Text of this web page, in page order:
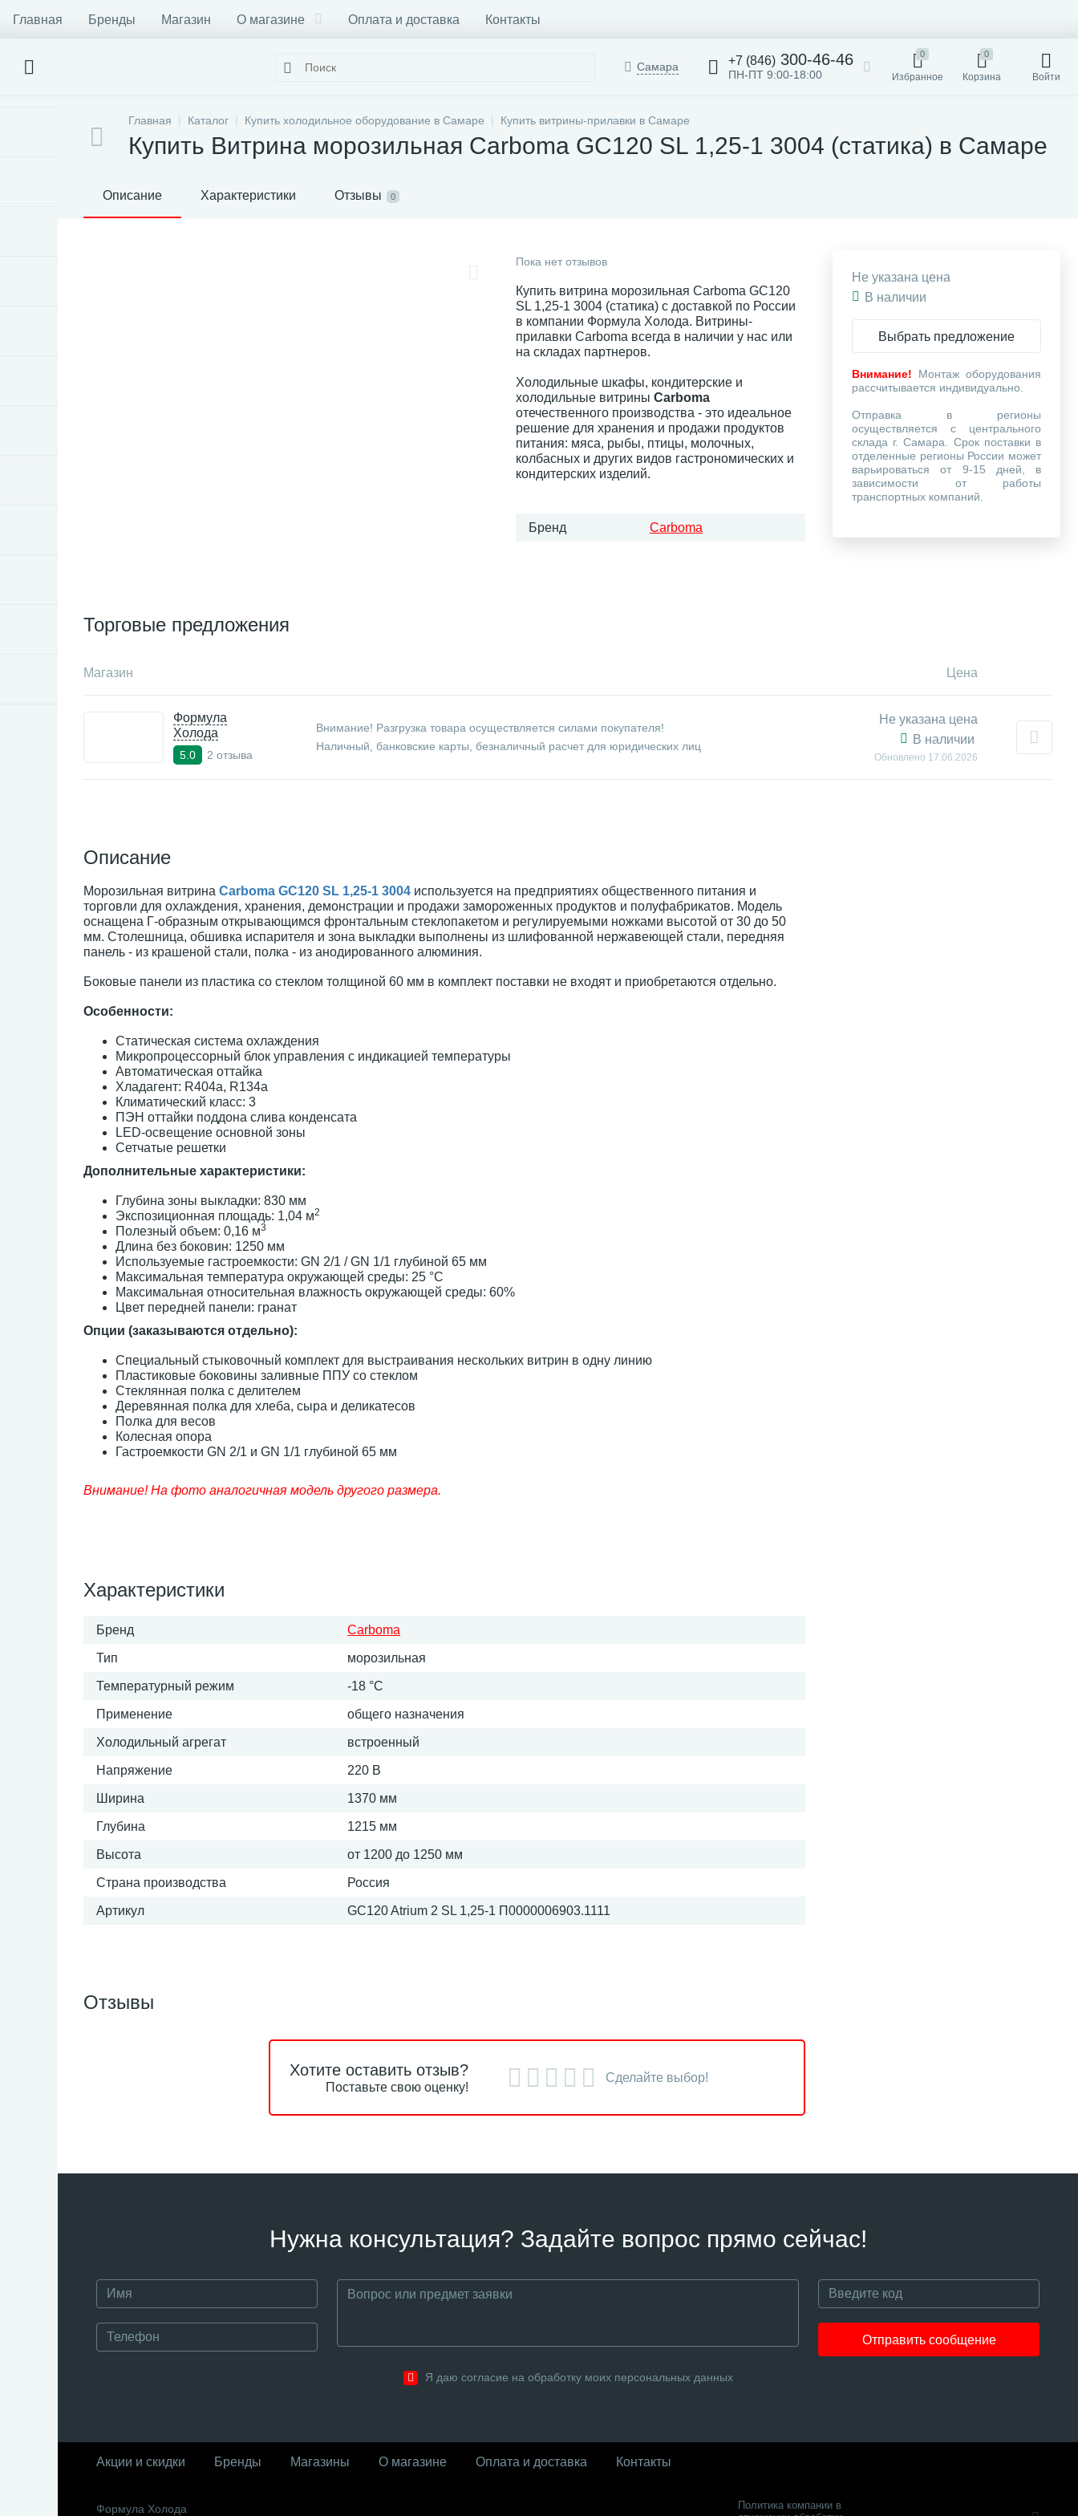
Главная Бренды Магазин О магазине Оплата и доставка Контакты
Самара +7 (846) 300-46-46
ПН-ПТ 9:00-18:00
0
Избранное
0
Корзина Войти
Главная Каталог Купить холодильное оборудование в Самаре Купить витрины-прилавки в Самаре
Купить Витрина морозильная Carboma GC120 SL 1,25-1 3004 (статика) в Самаре
Описание Характеристики Отзывы 0
Пока нет отзывов
Купить витрина морозильная Carboma GC120
SL 1,25-1 3004 (статика) с доставкой по России
в компании Формула Холода. Витрины-
прилавки Carboma всегда в наличии у нас или
на складах партнеров.
Холодильные шкафы, кондитерские и
холодильные витрины Carboma
отечественного производства - это идеальное
решение для хранения и продажи продуктов
питания: мяса, рыбы, птицы, молочных,
колбасных и других видов гастрономических и
кондитерских изделий.
Бренд Carboma
Торговые предложения
Магазин Цена
Формула
Холода
5.0 2 отзыва
Внимание! Разгрузка товара осуществляется силами покупателя!
Наличный, банковские карты, безналичный расчет для юридических лиц
Не указана цена
В наличии
Обновлено 17.06.2026
Описание
Морозильная витрина Carboma GC120 SL 1,25-1 3004 используется на предприятиях общественного питания и
торговли для охлаждения, хранения, демонстрации и продажи замороженных продуктов и полуфабрикатов. Модель
оснащена Г-образным открывающимся фронтальным стеклопакетом и регулируемыми ножками высотой от 30 до 50
мм. Столешница, обшивка испарителя и зона выкладки выполнены из шлифованной нержавеющей стали, передняя
панель - из крашеной стали, полка - из анодированного алюминия.
Боковые панели из пластика со стеклом толщиной 60 мм в комплект поставки не входят и приобретаются отдельно.
Особенности:
Статическая система охлаждения
Микропроцессорный блок управления с индикацией температуры
Автоматическая оттайка
Хладагент: R404a, R134a
Климатический класс: 3
ПЭН оттайки поддона слива конденсата
LED-освещение основной зоны
Сетчатые решетки
Дополнительные характеристики:
Глубина зоны выкладки: 830 мм
Экспозиционная площадь: 1,04 м2
Полезный объем: 0,16 м3
Длина без боковин: 1250 мм
Используемые гастроемкости: GN 2/1 / GN 1/1 глубиной 65 мм
Максимальная температура окружающей среды: 25 °С
Максимальная относительная влажность окружающей среды: 60%
Цвет передней панели: гранат
Опции (заказываются отдельно):
Специальный стыковочный комплект для выстраивания нескольких витрин в одну линию
Пластиковые боковины заливные ППУ со стеклом
Стеклянная полка с делителем
Деревянная полка для хлеба, сыра и деликатесов
Полка для весов
Колесная опора
Гастроемкости GN 2/1 и GN 1/1 глубиной 65 мм
Внимание! На фото аналогичная модель другого размера.
Характеристики
Бренд Carboma
Тип морозильная
Температурный режим -18 °C
Применение общего назначения
Холодильный агрегат встроенный
Напряжение 220 В
Ширина 1370 мм
Глубина 1215 мм
Высота от 1200 до 1250 мм
Страна производства Россия
Артикул GC120 Atrium 2 SL 1,25-1 П0000006903.1111
Не указана цена
В наличии
Выбрать предложение
Внимание! Монтаж оборудования
рассчитывается индивидуально.
Отправка в регионы
осуществляется с центрального
склада г. Самара. Срок поставки в
отделенные регионы России может
варьироваться от 9-15 дней, в
зависимости от работы
транспортных компаний.
Отзывы
Хотите оставить отзыв?
Поставьте свою оценку!
Сделайте выбор!
Нужна консультация? Задайте вопрос прямо сейчас!
Отправить сообщение
Я даю согласие на обработку моих персональных данных
Акции и скидки Бренды Магазины О магазине Оплата и доставка Контакты
Формула Холода
Политика компании в